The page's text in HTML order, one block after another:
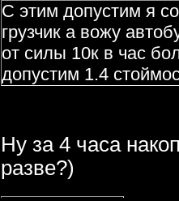
С этим допустим я
грузчик а вожу
от силы 10к в час
допустим 1.4
Ну за 4 часа
разве?)